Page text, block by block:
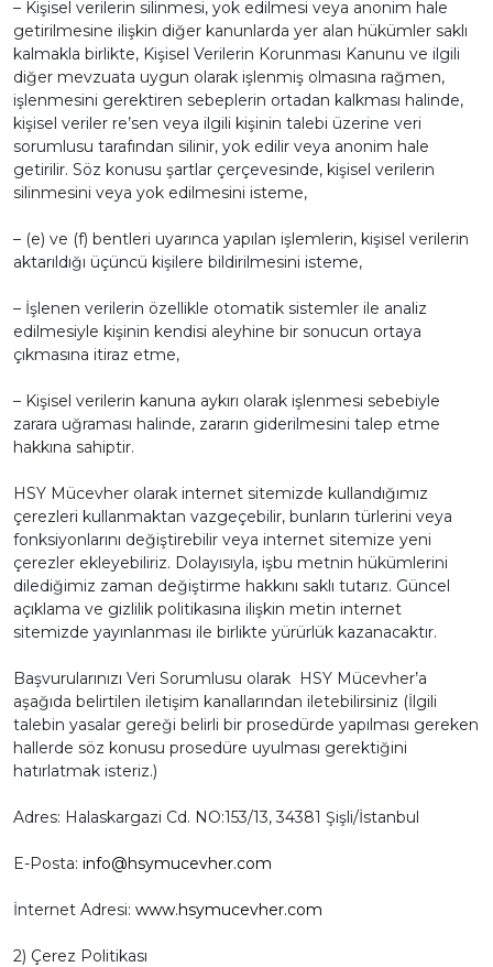
– Kişisel verilerin silinmesi, yok edilmesi veya anonim hale
getirilmesine ilişkin diğer kanunlarda yer alan hükümler saklı
kalmakla birlikte, Kişisel Verilerin Korunması Kanunu ve ilgili
diğer mevzuata uygun olarak işlenmiş olmasına rağmen,
işlenmesini gerektiren sebeplerin ortadan kalkması halinde,
kişisel veriler re’sen veya ilgili kişinin talebi üzerine veri
sorumlusu tarafından silinir, yok edilir veya anonim hale
getirilir. Söz konusu şartlar çerçevesinde, kişisel verilerin
silinmesini veya yok edilmesini isteme,
– (e) ve (f) bentleri uyarınca yapılan işlemlerin, kişisel verilerin
aktarıldığı üçüncü kişilere bildirilmesini isteme,
– İşlenen verilerin özellikle otomatik sistemler ile analiz
edilmesiyle kişinin kendisi aleyhine bir sonucun ortaya
çıkmasına itiraz etme,
– Kişisel verilerin kanuna aykırı olarak işlenmesi sebebiyle
zarara uğraması halinde, zararın giderilmesini talep etme
hakkına sahiptir.
HSY Mücevher olarak internet sitemizde kullandığımız
çerezleri kullanmaktan vazgeçebilir, bunların türlerini veya
fonksiyonlarını değiştirebilir veya internet sitemize yeni
çerezler ekleyebiliriz. Dolayısıyla, işbu metnin hükümlerini
dilediğimiz zaman değiştirme hakkını saklı tutarız. Güncel
açıklama ve gizlilik politikasına ilişkin metin internet
sitemizde yayınlanması ile birlikte yürürlük kazanacaktır.
Başvurularınızı Veri Sorumlusu olarak HSY Mücevher’a
aşağıda belirtilen iletişim kanallarından iletebilirsiniz (İlgili
talebin yasalar gereği belirli bir prosedürde yapılması gereken
hallerde söz konusu prosedüre uyulması gerektiğini
hatırlatmak isteriz.)
Adres: Halaskargazi Cd. NO:153/13, 34381 Şişli/İstanbul
E-Posta: info@hsymucevher.com
İnternet Adresi: www.hsymucevher.com
2) Çerez Politikası